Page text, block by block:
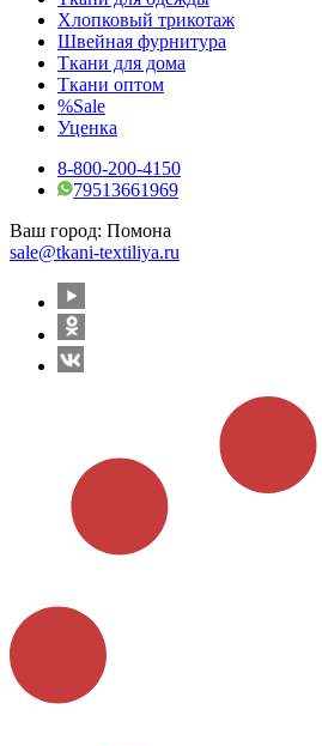
Хлопковый трикотаж
Швейная фурнитура
Ткани для дома
Ткани оптом
%Sale
Уценка
8-800-200-4150
79513661969
Ваш город: Помона
sale@tkani-textiliya.ru